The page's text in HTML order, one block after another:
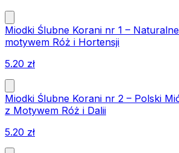
Miodki Ślubne Korani nr 1 –
motywem Róż i Hortensji
5.20 zł
Miodki Ślubne Korani nr 2 – Polski
z Motywem Róż i Dalii
5.20 zł